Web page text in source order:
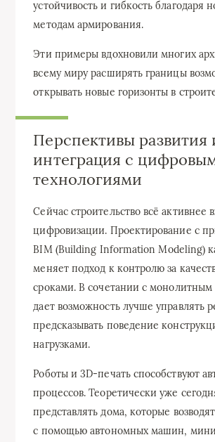
устойчивость и гибкость благодаря
методам армирования.
Эти примеры вдохновили многих
всему миру расширять границы
открывать новые горизонты в
Перспективы развития
интеграция с
технологиями
Сейчас строительство всё активнее
цифровизации. Проектирование с
BIM (Building Information Modeling)
меняет подход к контролю за
сроками. В сочетании с монолитным
дает возможность лучше управлять
предсказывать поведение
нагрузками.
Роботы и 3D-печать способствуют
процессов. Теоретически уже
представлять дома, которые
с помощью автономных машин,